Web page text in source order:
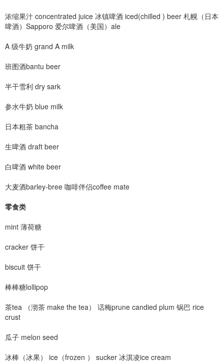
浓缩果汁 concentrated juice 冰镇啤酒 iced(chilled ) beer 札幌（日本
啤酒）Sapporo 爱尔啤酒（美国）ale
A 级牛奶 grand A milk
班图酒bantu beer
半干雪利 dry sark
参水牛奶 blue milk
日本粗茶 bancha
生啤酒 draft beer
白啤酒 white beer
大麦酒barley-bree 咖啡伴侣coffee mate
零食类
mint 薄荷糖
cracker 饼干
biscuit 饼干
棒棒糖lollipop
茶tea （沏茶 make the tea） 话梅prune candied plum 锅巴 rice
crust
瓜子 melon seed
冰棒（冰果） ice（frozen ） sucker 冰淇凌ice cream